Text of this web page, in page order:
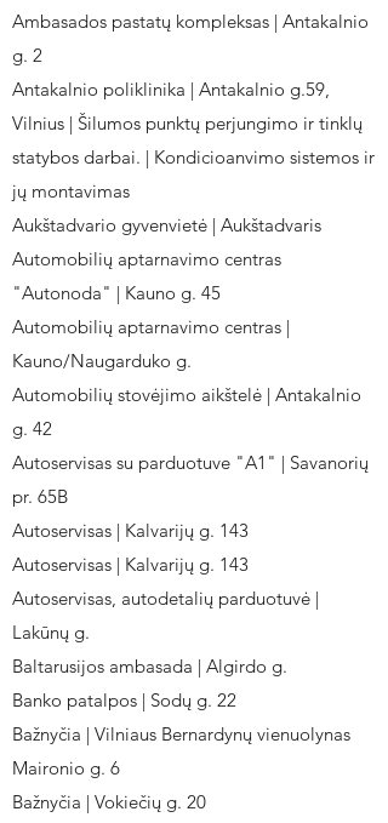
Ambasados pastatų kompleksas | Antakalnio
g. 2
Antakalnio poliklinika | Antakalnio g.59,
Vilnius | Šilumos punktų perjungimo ir tinklų
statybos darbai. | Kondicioanvimo sistemos ir
jų montavimas
Aukštadvario gyvenvietė | Aukštadvaris
Automobilių aptarnavimo centras
"Autonoda" | Kauno g. 45
Automobilių aptarnavimo centras |
Kauno/Naugarduko g.
Automobilių stovėjimo aikštelė | Antakalnio
g. 42
Autoservisas su parduotuve "A1" | Savanorių
pr. 65B
Autoservisas | Kalvarijų g. 143
Autoservisas | Kalvarijų g. 143
Autoservisas, autodetalių parduotuvė |
Lakūnų g.
Baltarusijos ambasada | Algirdo g.
Banko patalpos | Sodų g. 22
Bažnyčia | Vilniaus Bernardynų vienuolynas
Maironio g. 6
Bažnyčia | Vokiečių g. 20